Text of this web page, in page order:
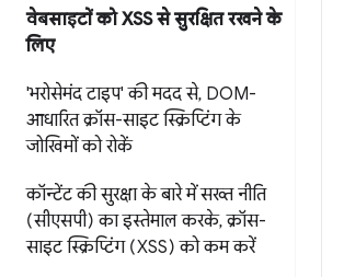
वेबसाइटों को XSS से सुरक्षित रखने के
लिए
'भरोसेमंद टाइप' की मदद से, DOM-
आधारित क्रॉस-साइट स्क्रिप्टिंग के
जोखिमों को रोकें
कॉन्टेंट की सुरक्षा के बारे में सख्त नीति
(सीएसपी) का इस्तेमाल करके,क्रॉस-
साइट स्क्रिप्टिंग (XSS) को कम करें